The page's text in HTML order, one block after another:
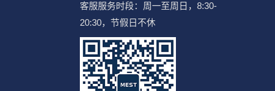
客服服务时段：周一至周日，8:30-
20:30，节假日不休